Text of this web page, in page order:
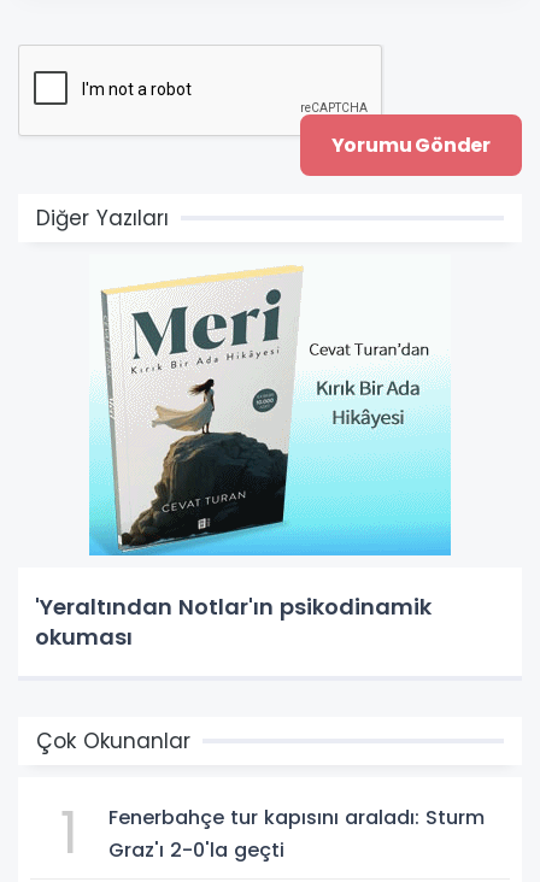
Diğer Yazıları
'Yeraltından Notlar'ın psikodinamik
okuması
Çok Okunanlar
1
Fenerbahçe tur kapısını araladı: Sturm
Graz'ı 2-0'la geçti